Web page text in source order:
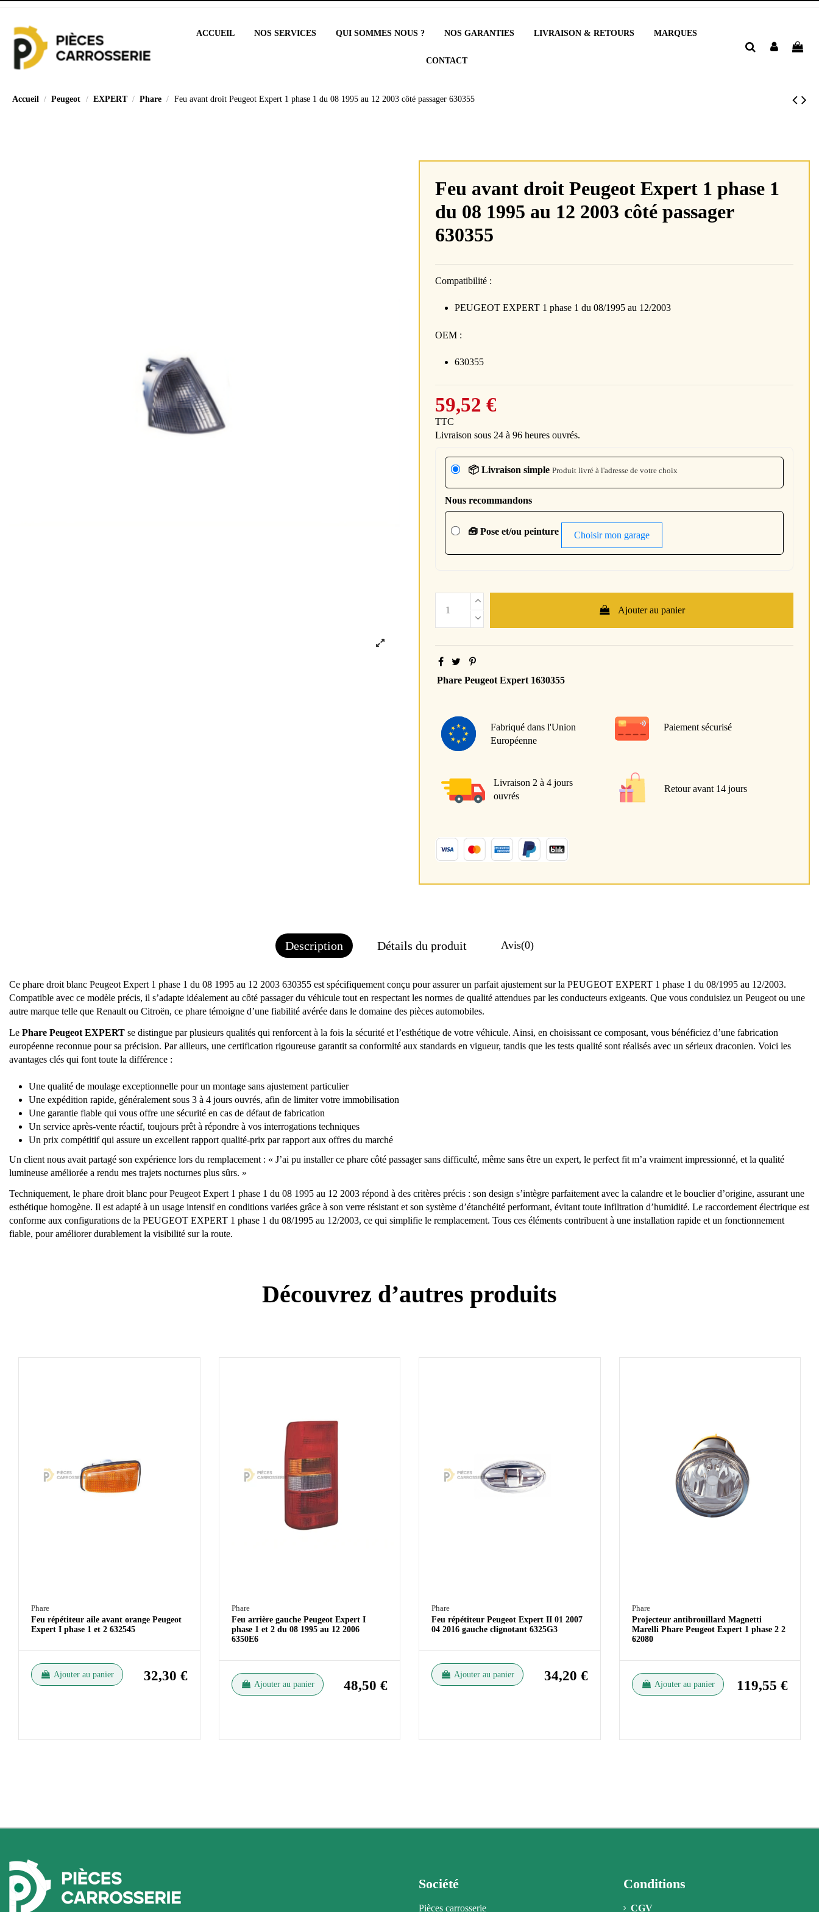
ACCUEIL NOS SERVICES QUI SOMMES NOUS ? NOS GARANTIES LIVRAISON & RETOURS MARQUES
CONTACT
Accueil Peugeot EXPERT Phare Feu avant droit Peugeot Expert 1 phase 1 du 08 1995 au 12 2003 côté passager 630355
Feu avant droit Peugeot Expert 1 phase 1
du 08 1995 au 12 2003 côté passager
630355
Compatibilité :
PEUGEOT EXPERT 1 phase 1 du 08/1995 au 12/2003
OEM :
630355
59,52 €
TTC
Livraison sous 24 à 96 heures ouvrés.
📦 Livraison simple Produit livré à l'adresse de votre choix
Nous recommandons
🧰 Pose et/ou peinture Choisir mon garage
Ajouter au panier
Phare Peugeot Expert 1630355
Fabriqué dans l'Union
Européenne
Paiement sécurisé
Livraison 2 à 4 jours
ouvrés
Retour avant 14 jours
Description Détails du produit Avis(0)
Ce phare droit blanc Peugeot Expert 1 phase 1 du 08 1995 au 12 2003 630355 est spécifiquement conçu pour assurer un parfait ajustement sur la PEUGEOT EXPERT 1 phase 1 du 08/1995 au 12/2003.
Compatible avec ce modèle précis, il s’adapte idéalement au côté passager du véhicule tout en respectant les normes de qualité attendues par les conducteurs exigeants. Que vous conduisiez un Peugeot ou une
autre marque telle que Renault ou Citroën, ce phare témoigne d’une fiabilité avérée dans le domaine des pièces automobiles.
Le Phare Peugeot EXPERT se distingue par plusieurs qualités qui renforcent à la fois la sécurité et l’esthétique de votre véhicule. Ainsi, en choisissant ce composant, vous bénéficiez d’une fabrication
européenne reconnue pour sa précision. Par ailleurs, une certification rigoureuse garantit sa conformité aux standards en vigueur, tandis que les tests qualité sont réalisés avec un sérieux draconien. Voici les
avantages clés qui font toute la différence :
Une qualité de moulage exceptionnelle pour un montage sans ajustement particulier
Une expédition rapide, généralement sous 3 à 4 jours ouvrés, afin de limiter votre immobilisation
Une garantie fiable qui vous offre une sécurité en cas de défaut de fabrication
Un service après-vente réactif, toujours prêt à répondre à vos interrogations techniques
Un prix compétitif qui assure un excellent rapport qualité-prix par rapport aux offres du marché
Un client nous avait partagé son expérience lors du remplacement : « J’ai pu installer ce phare côté passager sans difficulté, même sans être un expert, le perfect fit m’a vraiment impressionné, et la qualité
lumineuse améliorée a rendu mes trajets nocturnes plus sûrs. »
Techniquement, le phare droit blanc pour Peugeot Expert 1 phase 1 du 08 1995 au 12 2003 répond à des critères précis : son design s’intègre parfaitement avec la calandre et le bouclier d’origine, assurant une
esthétique homogène. Il est adapté à un usage intensif en conditions variées grâce à son verre résistant et son système d’étanchéité performant, évitant toute infiltration d’humidité. Le raccordement électrique est
conforme aux configurations de la PEUGEOT EXPERT 1 phase 1 du 08/1995 au 12/2003, ce qui simplifie le remplacement. Tous ces éléments contribuent à une installation rapide et un fonctionnement
fiable, pour améliorer durablement la visibilité sur la route.
Découvrez d’autres produits
Phare
Feu répétiteur aile avant orange Peugeot
Expert I phase 1 et 2 632545
Ajouter au panier 32,30 €
Phare
Feu arrière gauche Peugeot Expert I
phase 1 et 2 du 08 1995 au 12 2006
6350E6
Ajouter au panier 48,50 €
Phare
Feu répétiteur Peugeot Expert II 01 2007
04 2016 gauche clignotant 6325G3
Ajouter au panier 34,20 €
Phare
Projecteur antibrouillard Magnetti
Marelli Phare Peugeot Expert 1 phase 2 2
62080
Ajouter au panier 119,55 €
Société
Pièces carrosserie
Conditions
CGV